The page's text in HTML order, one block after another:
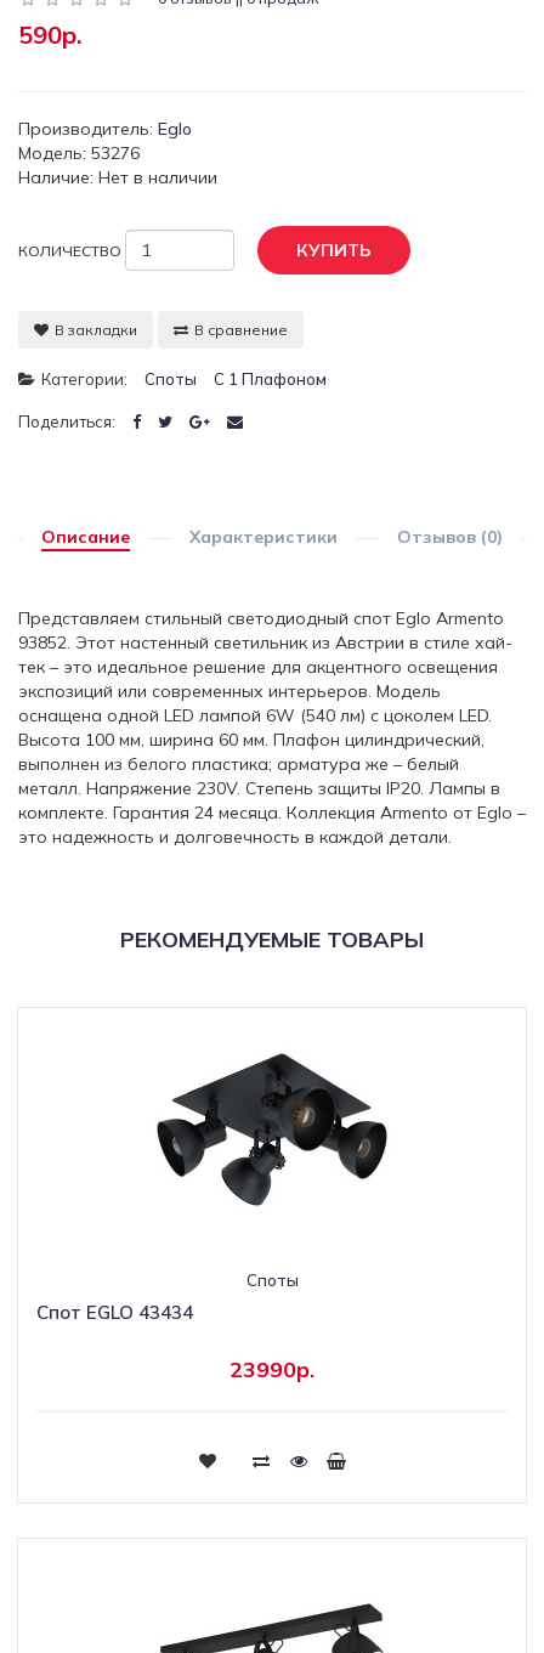
590р.
Производитель: Eglo
Модель: 53276
Наличие: Нет в наличии
КОЛИЧЕСТВО КУПИТЬ
В закладки В сравнение
Категории: Споты С 1 Плафоном
Поделиться:
Описание Характеристики Отзывов (0)
Представляем стильный светодиодный спот Eglo Armento
93852. Этот настенный светильник из Австрии в стиле хай-
тек – это идеальное решение для акцентного освещения
экспозиций или современных интерьеров. Модель
оснащена одной LED лампой 6W (540 лм) с цоколем LED.
Высота 100 мм, ширина 60 мм. Плафон цилиндрический,
выполнен из белого пластика; арматура же – белый
металл. Напряжение 230V. Степень защиты IP20. Лампы в
комплекте. Гарантия 24 месяца. Коллекция Armento от Eglo –
это надежность и долговечность в каждой детали.
РЕКОМЕНДУЕМЫЕ ТОВАРЫ
Споты
Спот EGLO 43434
23990р.